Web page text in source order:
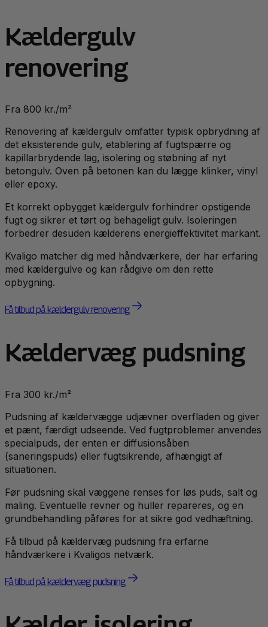
Kældergulv
renovering
Fra 800 kr./m²
Renovering af kældergulv omfatter typisk opbrydning af
det eksisterende gulv, etablering af fugtspærre og
kapillarbrydende lag, isolering og støbning af nyt
betongulv. Oven på betonen kan du lægge klinker, vinyl
eller epoxy.
Et korrekt opbygget kældergulv forhindrer opstigende
fugt og sikrer et tørt og behageligt gulv. Isoleringen
forbedrer desuden kælderens energieffektivitet markant.
Kvaligo matcher dig med håndværkere, der har erfaring
med kældergulve og kan rådgive om den rette
opbygning.
Få tilbud på kældergulv renovering
Kældervæg pudsning
Fra 300 kr./m²
Pudsning af kældervægge udjævner overfladen og giver
et pænt, færdigt udseende. Ved fugtproblemer anvendes
specialpuds, der enten er diffusionsåben
(saneringspuds) eller fugtsikrende, afhængigt af
situationen.
Før pudsning skal væggene renses for løs puds, salt og
maling. Eventuelle revner og huller repareres, og en
grundbehandling påføres for at sikre god vedhæftning.
Få tilbud på kældervæg pudsning fra erfarne
håndværkere i Kvaligos netværk.
Få tilbud på kældervæg pudsning